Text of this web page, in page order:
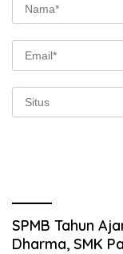
SPMB Tahun
Dharma, SMK